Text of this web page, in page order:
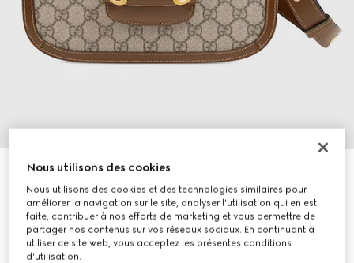
À personnaliser avec vos initiales
CHF 2,950
DéclinaisonsToile suprême GG/marron
Nous utilisons des cookies
Nous utilisons des cookies et des technologies similaires pour
améliorer la navigation sur le site, analyser l'utilisation qui en est
faite, contribuer à nos efforts de marketing et vous permettre de
partager nos contenus sur vos réseaux sociaux. En continuant à
utiliser ce site web, vous acceptez les présentes conditions
d'utilisation.